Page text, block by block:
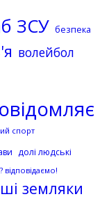
ЗСУ безпека
волейбол
спорт
долі людські
відповідаємо!
земляки